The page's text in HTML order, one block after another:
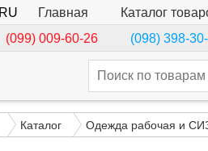
RU Главная Каталог
(099) 009-60-26
(098) 398-
Каталог Одежда рабочая и